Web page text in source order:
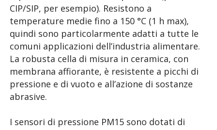
CIP/SIP, per esempio). Resistono a
temperature medie fino a 150 °C (1 h max),
quindi sono particolarmente adatti a tutte le
comuni applicazioni dell’industria alimentare.
La robusta cella di misura in ceramica, con
membrana affiorante, è resistente a picchi di
pressione e di vuoto e all’azione di sostanze
abrasive.
I sensori di pressione PM15 sono dotati di